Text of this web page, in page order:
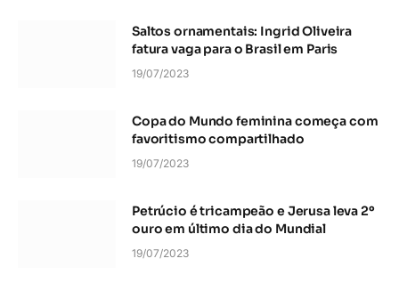
Saltos ornamentais: Ingrid Oliveira
fatura vaga para o Brasil em Paris
19/07/2023
Copa do Mundo feminina começa com
favoritismo compartilhado
19/07/2023
Petrúcio é tricampeão e Jerusa leva 2º
ouro em último dia do Mundial
19/07/2023